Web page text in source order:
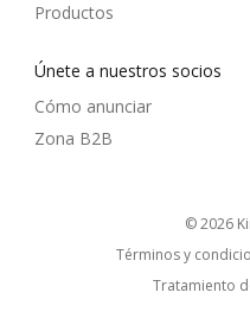
Productos
Únete a nuestros socios
Cómo anunciar
Zona B2B
© 2026
Términos y
Tratamiento